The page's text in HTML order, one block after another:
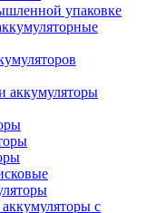
упаковке
аккумуляторы
с